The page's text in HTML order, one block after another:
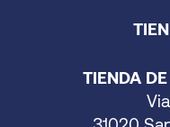
TIENDA